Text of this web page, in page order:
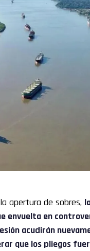
apertura de sobres,
envuelta en
acudirán
que los pliegos